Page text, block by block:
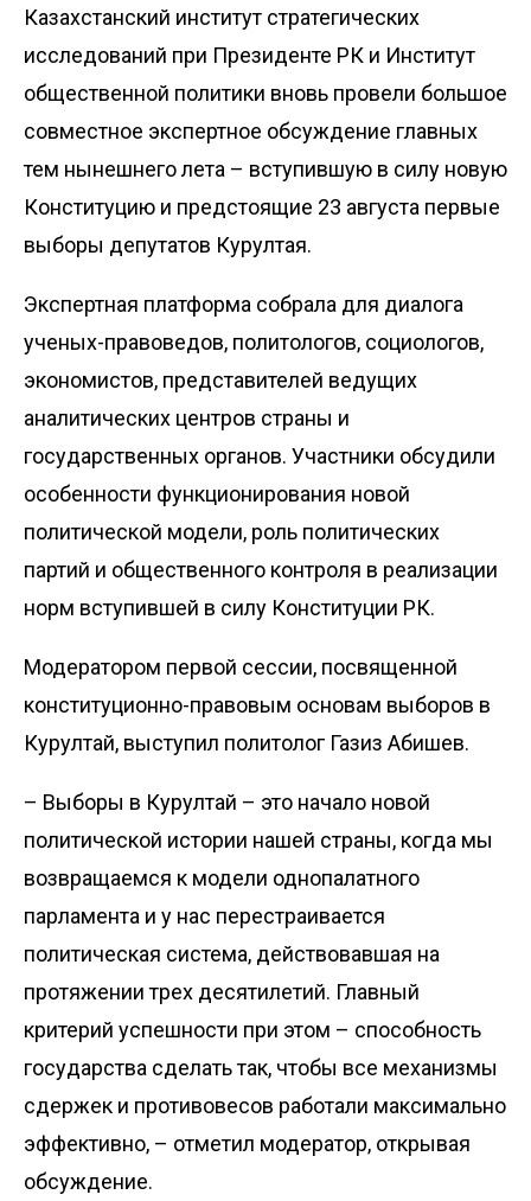
Казахстанский институт стратегических
исследований при Президенте РК и Инс­титут
общественной политики вновь провели большое
совместное экспертное обсуждение главных
тем нынешнего лета – вступившую в силу новую
Конституцию и предстоящие 23 августа первые
выборы депутатов Курултая.
Экспертная платформа собрала для диалога
ученых-правоведов, политологов, социологов,
экономистов, представителей ведущих
аналитических центров страны и
государственных органов. Участники обсудили
особенности функцио­нирования новой
политической модели, роль политических
партий и общественного контроля в реализации
норм вступившей в силу Конституции РК.
Модератором первой сессии, посвященной
конституционно-правовым основам выборов в
Курултай, выступил политолог Газиз Абишев.
– Выборы в Курултай – это начало новой
политической истории нашей страны, когда мы
возвращаемся к модели однопалатного
парламента и у нас перестраивается
политическая система, действовавшая на
протяжении трех десятилетий. Главный
критерий успешности при этом – способность
государства сделать так, чтобы все механизмы
сдержек и противовесов работали максимально
эффективно, – отметил модератор, открывая
обсуждение.